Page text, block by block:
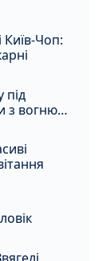
Київ-Чоп:
під
з вогню